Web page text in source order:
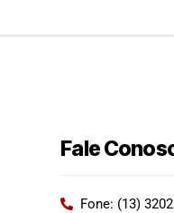
Fale
Fone: (13)